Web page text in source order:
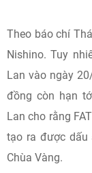
Theo báo chí
Nishino. Tuy
Lan vào ngày
đồng còn hạn
Lan cho rằng
tạo ra được dấu
Chùa Vàng.